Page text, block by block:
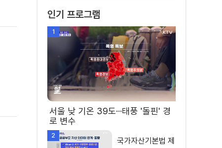
인기 프로그램
1
서울 낮 기온 39도···태풍 '돌핀' 경
로 변수
2
국가자산기본법 제